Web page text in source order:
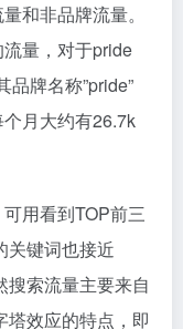
和非品牌流量。
量，对于pride
牌名称”pride”
月大约有26.7k
用看到TOP前三
关键词也接近
索流量主要来自
效应的特点，即